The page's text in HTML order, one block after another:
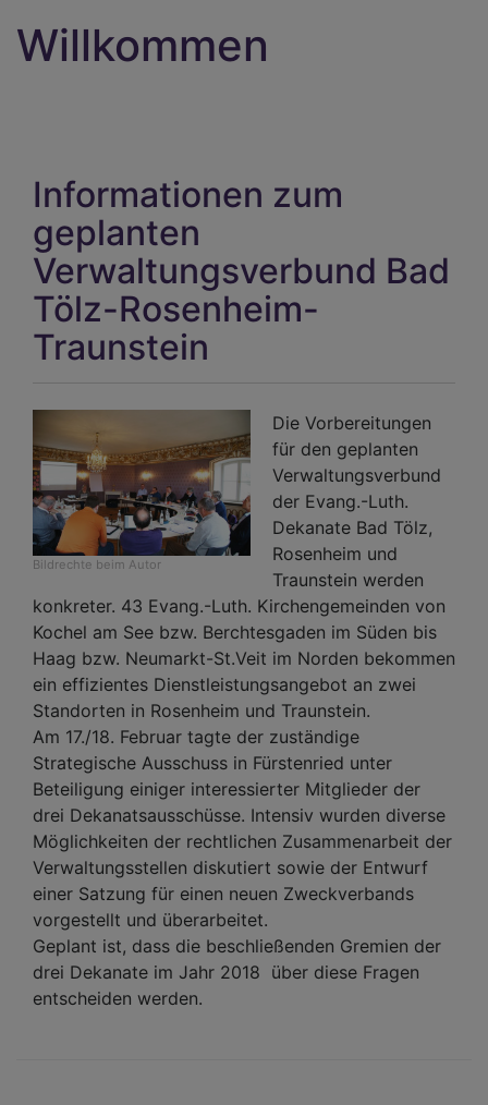
Willkommen
Informationen zum
geplanten
Verwaltungsverbund Bad
Tölz-Rosenheim-
Traunstein
Bildrechte beim Autor
Die Vorbereitungen
für den geplanten
Verwaltungsverbund
der Evang.-Luth.
Dekanate Bad Tölz,
Rosenheim und
Traunstein werden
konkreter. 43 Evang.-Luth. Kirchengemeinden von
Kochel am See bzw. Berchtesgaden im Süden bis
Haag bzw. Neumarkt-St.Veit im Norden bekommen
ein effizientes Dienstleistungsangebot an zwei
Standorten in Rosenheim und Traunstein.
Am 17./18. Februar tagte der zuständige
Strategische Ausschuss in Fürstenried unter
Beteiligung einiger interessierter Mitglieder der
drei Dekanatsausschüsse. Intensiv wurden diverse
Möglichkeiten der rechtlichen Zusammenarbeit der
Verwaltungsstellen diskutiert sowie der Entwurf
einer Satzung für einen neuen Zweckverbands
vorgestellt und überarbeitet.
Geplant ist, dass die beschließenden Gremien der
drei Dekanate im Jahr 2018 über diese Fragen
entscheiden werden.